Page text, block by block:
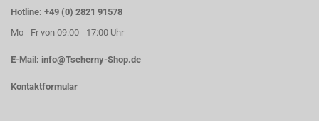
Hotline: +49 (0) 2821 91578
Mo - Fr von 09:00 - 17:00 Uhr
E-Mail: info@Tscherny-Shop.de
Kontaktformular